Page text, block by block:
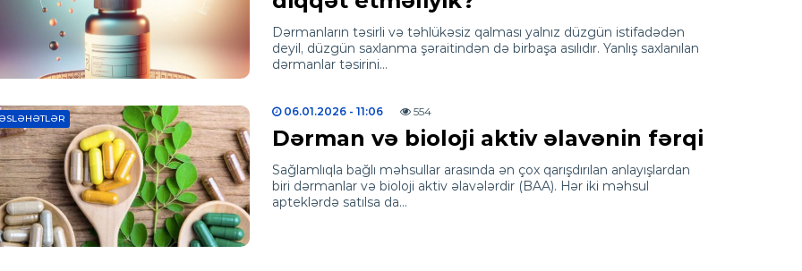
Dərmanların təsirli və təhlükəsiz qalması yalnız düzgün istifadədən
deyil, düzgün saxlanma şəraitindən də birbaşa asılıdır. Yanlış saxlanılan
dərmanlar təsirini…
06.01.2026 - 11:06 554
Dərman və bioloji aktiv əlavənin fərqi
Sağlamlıqla bağlı məhsullar arasında ən çox qarışdırılan anlayışlardan
biri dərmanlar və bioloji aktiv əlavələrdir (BAA). Hər iki məhsul
apteklərdə satılsa da…